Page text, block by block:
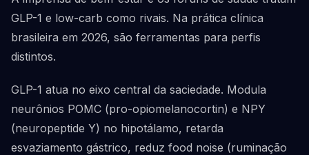
GLP-1 e low-carb como rivais. Na prática clínica
brasileira em 2026, são ferramentas para perfis
distintos.
GLP-1 atua no eixo central da saciedade. Modula
neurônios POMC (pro-opiomelanocortin) e NPY
(neuropeptide Y) no hipotálamo, retarda
esvaziamento gástrico, reduz food noise (ruminação